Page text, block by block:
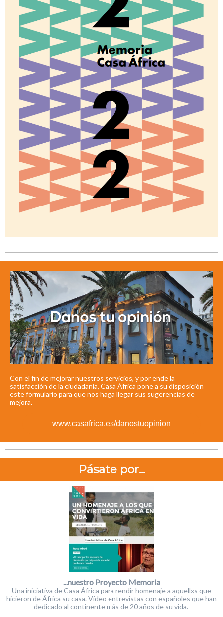
Con el fin de mejorar nuestros servicios, y por ende la
satisfacción de la ciudadanía, Casa África pone a su disposición
este formulario para que nos haga llegar sus sugerencias de
mejora.
www.casafrica.es/danostuopinion
Pásate por...
...nuestro Proyecto Memoria
Una iniciativa de Casa África para rendir homenaje a aquellxs que
hicieron de África su casa. Vídeo entrevistas con españoles que han
dedicado al continente más de 20 años de su vida.